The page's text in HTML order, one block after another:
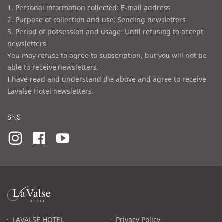
1. Personal information collected: E-mail address
2. Purpose of collection and use: Sending newsletters
3. Period of possession and usage: Until refusing to accept
newsletters
You may refuse to agree to subscription, but you will not be
able to receive newsletters.
I have read and understand the above and agree to receive
Lavalse Hotel newsletters.
SNS
라
발
LAVALSE HOTEL Privacy Policy